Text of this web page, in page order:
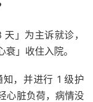
」为主诉就诊，
」收住入院。
，并进行 1 级护
心脏负荷，病情没